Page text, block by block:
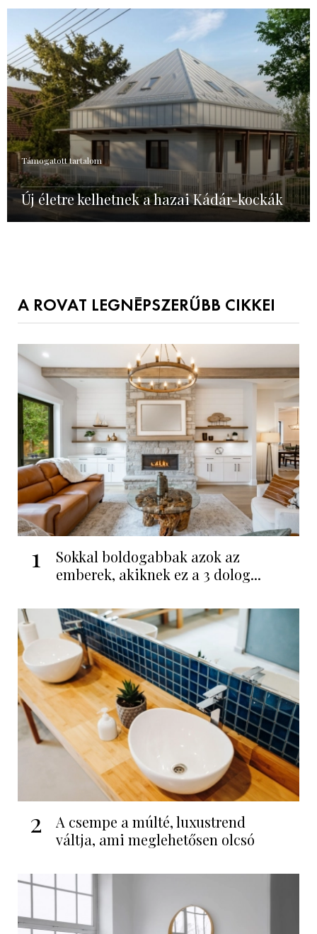
Támogatott tartalom
Új életre kelhetnek a hazai Kádár-kockák
A ROVAT LEGNÉPSZERŰBB CIKKEI
1
Sokkal boldogabbak azok az
emberek, akiknek ez a 3 dolog...
2
A csempe a múlté, luxustrend
váltja, ami meglehetősen olcsó